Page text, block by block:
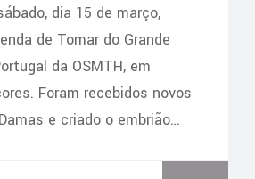
dia 15 de março,
de Tomar do Grande
da OSMTH, em
Foram recebidos novos
e criado o embrião…